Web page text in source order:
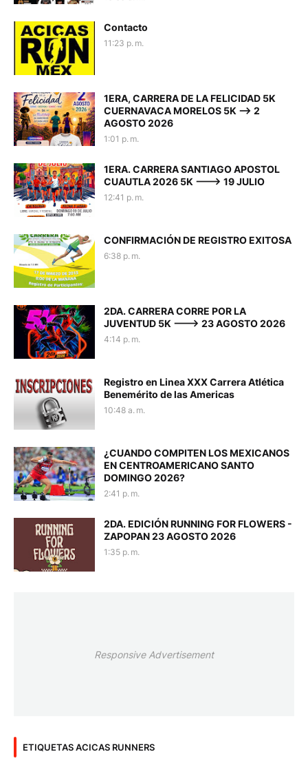
Contacto
11:23 p. m.
1ERA, CARRERA DE LA FELICIDAD 5K
CUERNAVACA MORELOS 5K --> 2
AGOSTO 2026
1:01 p. m.
1ERA. CARRERA SANTIAGO APOSTOL
CUAUTLA 2026 5K ---> 19 JULIO
12:41 p. m.
CONFIRMACIÓN DE REGISTRO EXITOSA
6:38 p. m.
2DA. CARRERA CORRE POR LA
JUVENTUD 5K ---> 23 AGOSTO 2026
4:14 p. m.
Registro en Linea XXX Carrera Atlética
Benemérito de las Americas
10:48 a. m.
¿CUANDO COMPITEN LOS MEXICANOS
EN CENTROAMERICANO SANTO
DOMINGO 2026?
2:41 p. m.
2DA. EDICIÓN RUNNING FOR FLOWERS -
ZAPOPAN 23 AGOSTO 2026
1:35 p. m.
Responsive Advertisement
ETIQUETAS ACICAS RUNNERS